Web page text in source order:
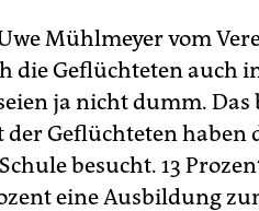
Uwe Mühlmeyer vom
die Geflüchteten auch
ja nicht dumm. Das
der Geflüchteten haben
besucht. 13
eine Ausbildung